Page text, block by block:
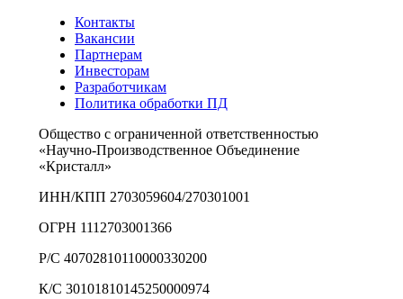
Контакты
Вакансии
Партнерам
Инвесторам
Разработчикам
Политика обработки ПД
Общество с ограниченной ответственностью
«Научно-Производственное Объединение
«Кристалл»
ИНН/КПП 2703059604/270301001
ОГРН 1112703001366
Р/С 40702810110000330200
К/С 30101810145250000974